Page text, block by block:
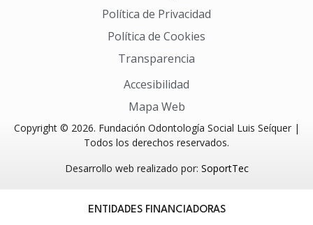
Política de Privacidad
Política de Cookies
Transparencia
Accesibilidad
Mapa Web
Copyright © 2026. Fundación Odontología Social Luis Seíquer |
Todos los derechos reservados.
Desarrollo web realizado por: SoportTec
ENTIDADES FINANCIADORAS